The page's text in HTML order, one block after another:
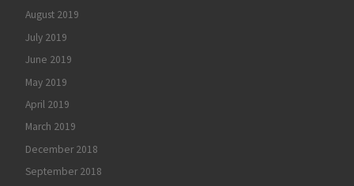
August 2019
July 2019
June 2019
May 2019
April 2019
March 2019
December 2018
September 2018